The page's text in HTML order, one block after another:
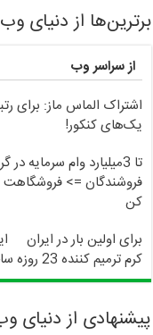
برترین‌ها از دنیای
از سراسر وب
اشتراک الماس ماز: برای
یک‌های کنکور!
تا 3میلیارد وام سرمایه
فروشندگان =>
کن
برای اولین بار در ایران
کرم ترمیم کننده 23 روزه ساخت!
پیشنهادی از دنیای